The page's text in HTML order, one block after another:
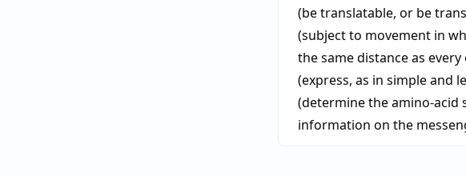
(be translatable, or be
(subject to movement in
the same distance as
(express, as in simple and
(determine the amino-acid
information on the